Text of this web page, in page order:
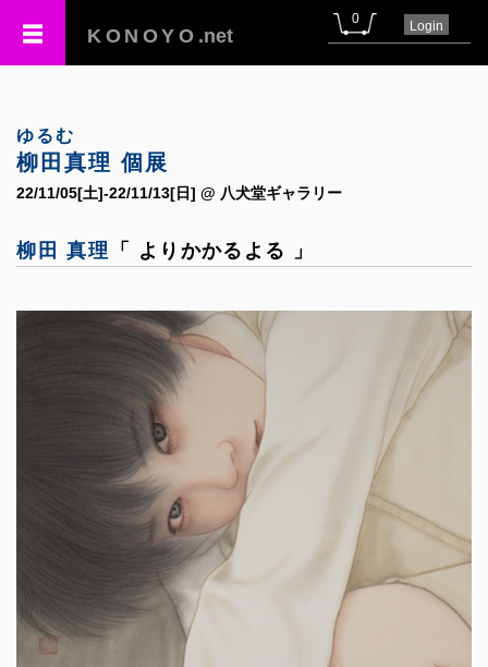
KONOYO .net
0 Login
ゆるむ
柳田真理 個展
22/11/05[土]-22/11/13[日] @ 八犬堂ギャラリー
柳田 真理 「 よりかかるよる 」